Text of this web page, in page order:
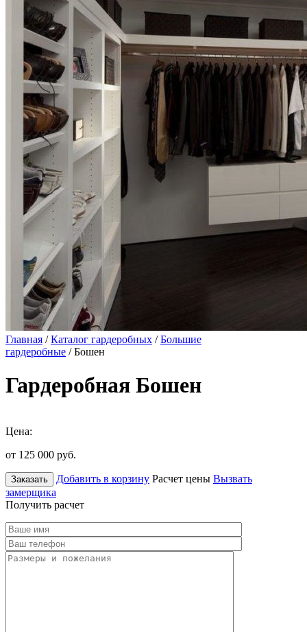
Главная /Каталог гардеробных /Большие
гардеробные / Бошен
Гардеробная Бошен
Цена:
от 125 000 руб.
Заказать Добавить в корзину Расчет цены Вызвать
замерщика
Получить расчет